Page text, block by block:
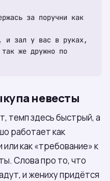
за поручни как
и зал у вас в руках,
же дружно по
невесты
темп здесь быстрый, а
работает как
как «требование» к
Слова про то, что
и жениху придётся